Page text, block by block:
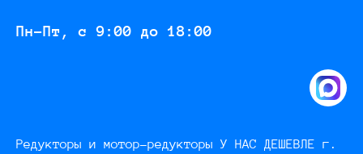
Пн-Пт, с 9:00 до 18:00
Редукторы и мотор-редукторы У НАС ДЕШЕВЛЕ г.